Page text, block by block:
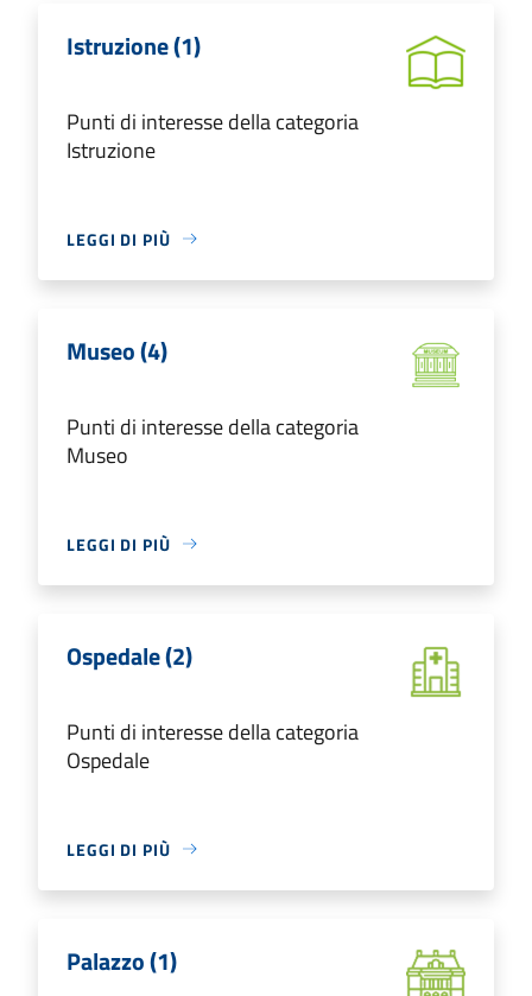
Istruzione (1)
Punti di interesse della categoria
Istruzione
LEGGI DI PIÙ
Museo (4)
Punti di interesse della categoria
Museo
LEGGI DI PIÙ
Ospedale (2)
Punti di interesse della categoria
Ospedale
LEGGI DI PIÙ
Palazzo (1)